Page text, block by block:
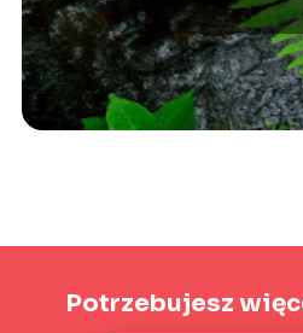
Potrzebujesz